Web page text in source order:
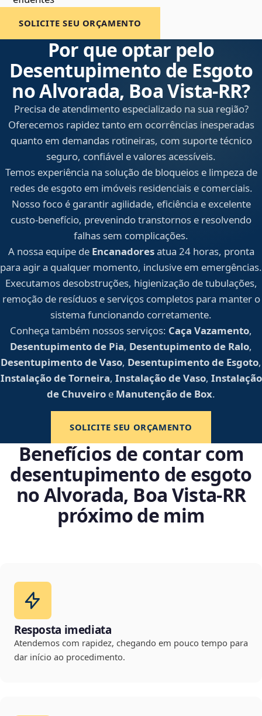
SOLICITE SEU ORÇAMENTO
Por que optar pelo
Desentupimento de Esgoto
no Alvorada, Boa Vista‑RR?
Precisa de atendimento especializado na sua região?
Oferecemos rapidez tanto em ocorrências inesperadas
quanto em demandas rotineiras, com suporte técnico
seguro, confiável e valores acessíveis.
Temos experiência na solução de bloqueios e limpeza de
redes de esgoto em imóveis residenciais e comerciais.
Nosso foco é garantir agilidade, eficiência e excelente
custo-benefício, prevenindo transtornos e resolvendo
falhas sem complicações.
A nossa equipe de Encanadoresatua 24 horas, pronta
para agir a qualquer momento, inclusive em emergências.
Executamos desobstruções, higienização de tubulações,
remoção de resíduos e serviços completos para manter o
sistema funcionando corretamente.
Conheça também nossos serviços: Caça Vazamento,
Desentupimento de Pia, Desentupimento de Ralo,
Desentupimento de Vaso, Desentupimento de Esgoto,
Instalação de Torneira, Instalação de Vaso, Instalação
de Chuveiro e Manutenção de Box.
SOLICITE SEU ORÇAMENTO
Benefícios de contar com
desentupimento de esgoto
no Alvorada, Boa Vista‑RR
próximo de mim
Resposta imediata
Atendemos com rapidez, chegando em pouco tempo para
dar início ao procedimento.